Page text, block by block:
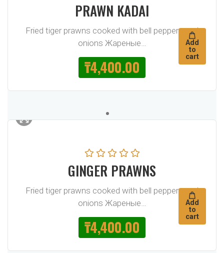
PRAWN KADAI
Fried tiger prawns cooked with bell peppers and
onions Жареные…
₸4,400.00
Add
to
cart
GINGER PRAWNS
Fried tiger prawns cooked with bell peppers and
onions Жареные…
₸4,400.00
Add
to
cart